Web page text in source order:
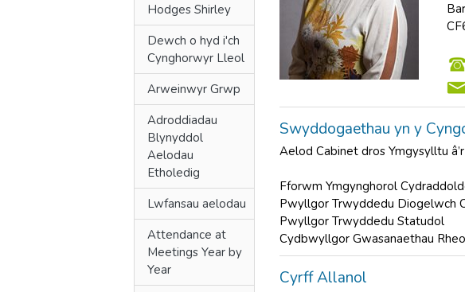
Hodges Shirley
Dewch o hyd i'ch
Cynghorwyr Lleol
Arweinwyr Grwp
Adroddiadau
Blynyddol
Aelodau
Etholedig
Lwfansau aelodau
Attendance at
Meetings Year by
Year
Swyddogaethau yn y
Aelod Cabinet dros Ymgysylltu
Fforwm Ymgynghorol
Pwyllgor Trwyddedu Diogelwch
Pwyllgor Trwyddedu Statudol
Cydbwyllgor Gwasanaethau
Cyrff Allanol